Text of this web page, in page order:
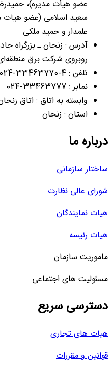
عضو هیأت مدیره)،
سعید اسلامی (عضو
علمدار و حمید ملکی
آدرس : زنجان ـ بزرگراه
روبروی شرکت برق
تلفن : 4-33463770-024
نمابر : 33463777-024
وابسته به اتاق : اتاق
استان : زنجان
درباره ما
ساختار سازمانی
شورای عالی نظارت
هیات نمایندگان
هیات رئیسه
ماموریت سازمان
مسئولیت های اجتماعی
دسترسی سریع
هیات های تجاری
قوانین و مقررات